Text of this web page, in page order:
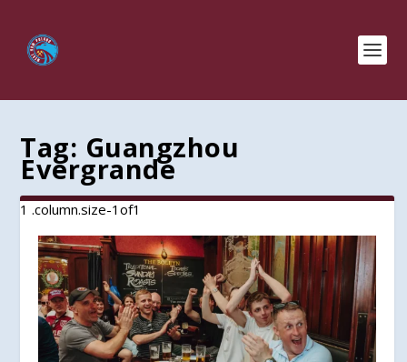
Tag: Guangzhou
Evergrande